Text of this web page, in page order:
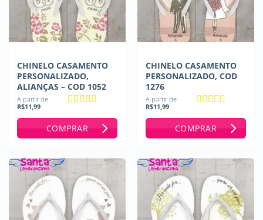
CHINELO CASAMENTO
PERSONALIZADO,
ALIANÇAS – COD 1052
A partir de
R$11,99
COMPRAR
CHINELO CASAMENTO
PERSONALIZADO, COD
1276
A partir de
R$11,99
COMPRAR